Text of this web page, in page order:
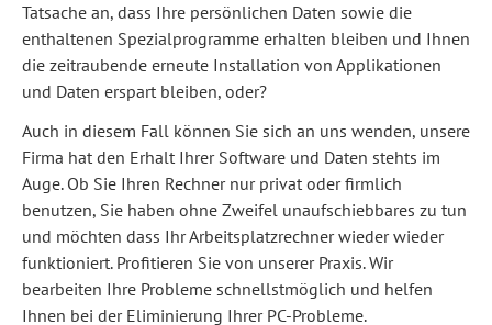
Tatsache an, dass Ihre persönlichen Daten sowie die
enthaltenen Spezialprogramme erhalten bleiben und Ihnen
die zeitraubende erneute Installation von Applikationen
und Daten erspart bleiben, oder?
Auch in diesem Fall können Sie sich an uns wenden, unsere
Firma hat den Erhalt Ihrer Software und Daten stehts im
Auge. Ob Sie Ihren Rechner nur privat oder firmlich
benutzen, Sie haben ohne Zweifel unaufschiebbares zu tun
und möchten dass Ihr Arbeitsplatzrechner wieder wieder
funktioniert. Profitieren Sie von unserer Praxis. Wir
bearbeiten Ihre Probleme schnellstmöglich und helfen
Ihnen bei der Eliminierung Ihrer PC-Probleme.